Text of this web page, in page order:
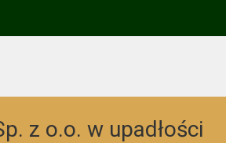
z o.o. w upadłości